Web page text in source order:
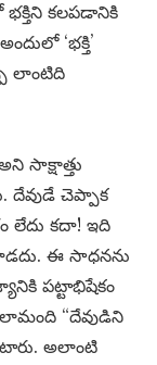
కలపడానికి
‘భక్తి’
లాంటిది
సాక్షాత్తు
దేవుడే చెప్పాక
లేదు కదా! ఇది
ఈ సాధనను
పట్టాభిషేకం
“దేవుడిని
అలాంటి